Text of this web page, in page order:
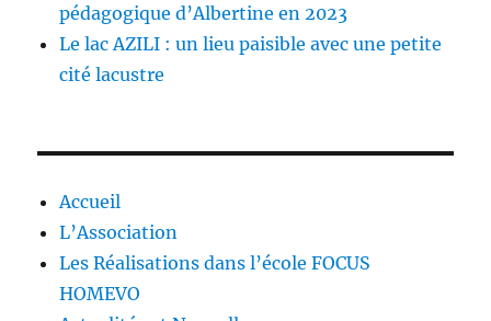
pédagogique d’Albertine en 2023
Le lac AZILI : un lieu paisible avec une petite
cité lacustre
Accueil
L’Association
Les Réalisations dans l’école FOCUS
HOMEVO